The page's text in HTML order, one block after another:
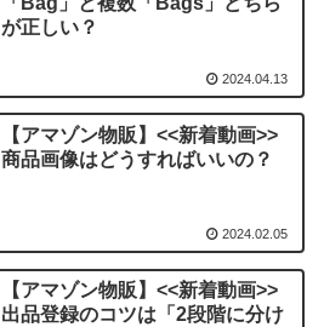
が正しい？
2024.04.13
【アマゾン物販】<<新着動画>>
商品画像はどうすればいいの？
2024.02.05
【アマゾン物販】<<新着動画>>
出品登録のコツは「2段階に分け